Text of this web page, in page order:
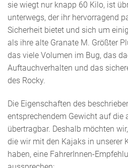
sie wiegt nur knapp 60 Kilo, ist
unterwegs, der ihr hervorragend
Sicherheit bietet und sich um
als ihre alte Granate M. Größter
das viele Volumen im Bug, das
Auftauchverhalten und das
des Rocky.
Die Eigenschaften des
entsprechendem Gewicht auf die
übertragbar. Deshalb möchten
die wir mit den Kajaks in unserer
haben, eine FahrerInnen-